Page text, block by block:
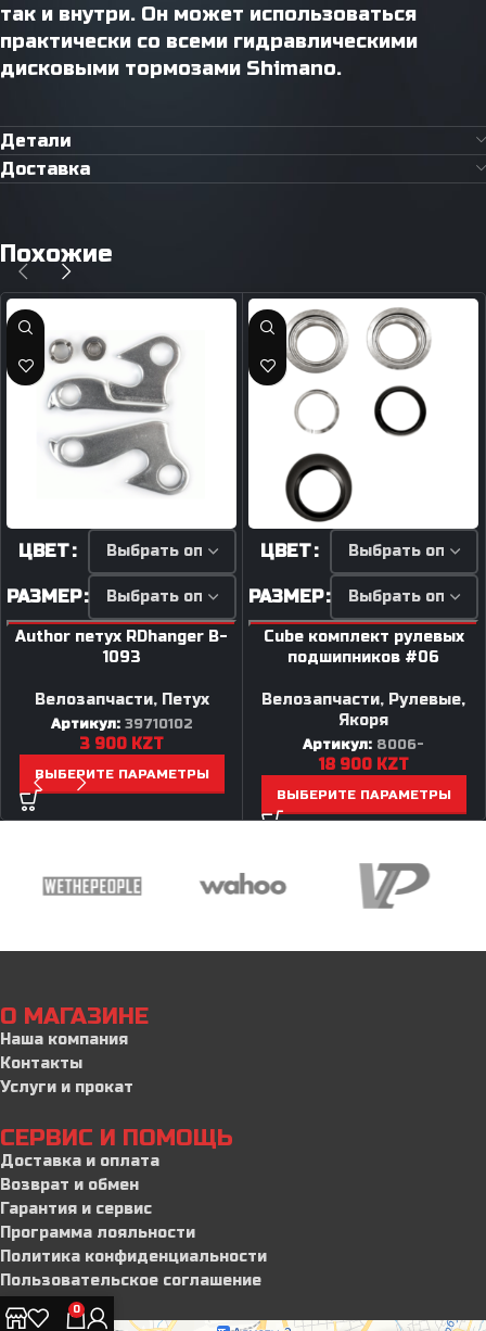
так и внутри. Он может использоваться
практически со всеми гидравлическими
дисковыми тормозами Shimano.
Детали
Доставка
Похожие
ЦВЕТ
РАЗМЕР
Author петух RDhanger B-
1093
Велозапчасти, Петух
Артикул: 39710102
3 900 KZT
ВЫБЕРИТЕ ПАРАМЕТРЫ
ЦВЕТ
РАЗМЕР
Cube комплект рулевых
подшипников #06
Велозапчасти, Рулевые,
Якоря
Артикул: 8006-
18 900 KZT
ВЫБЕРИТЕ ПАРАМЕТРЫ
О МАГАЗИНЕ
Наша компания
Контакты
Услуги и прокат
СЕРВИС И ПОМОЩЬ
Доставка и оплата
Возврат и обмен
Гарантия и сервис
Программа лояльности
Политика конфиденциальности
Пользовательское соглашение
0